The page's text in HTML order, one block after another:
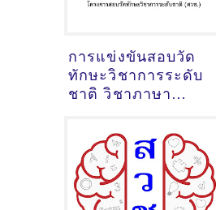
การแข่งขันสอบวัด
ทักษะวิชาการระดับ
ชาติ วิชาภาษา
2563 ข้อสอบพร้อม
เฉลย